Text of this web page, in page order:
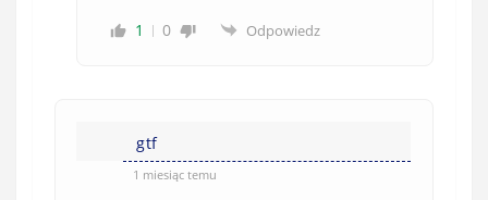
1
0 Odpowiedz
gtf
1 miesiąc temu